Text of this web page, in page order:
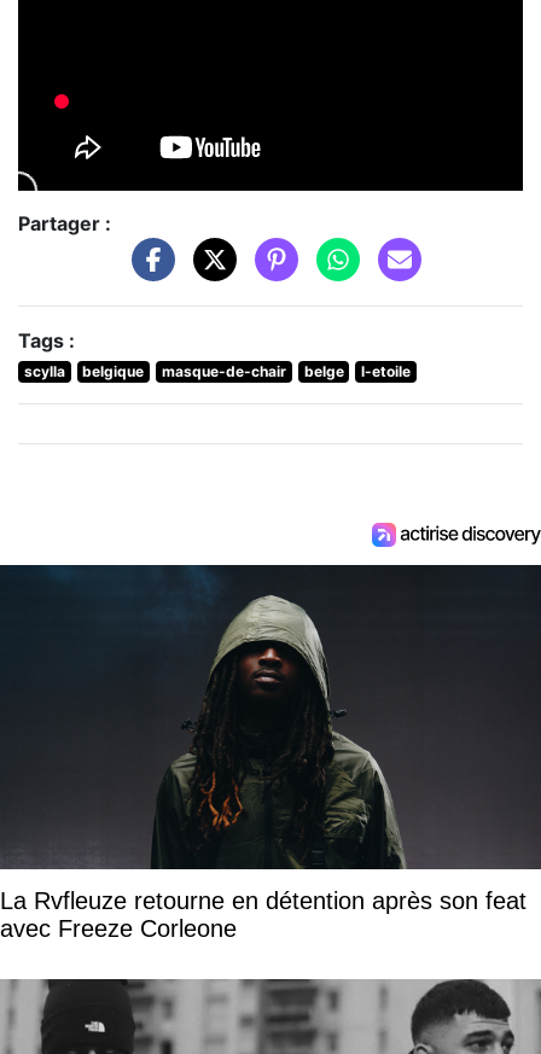
Partager :
Tags :
scylla belgique masque-de-chair belge l-etoile
La Rvfleuze retourne en détention après son feat
avec Freeze Corleone